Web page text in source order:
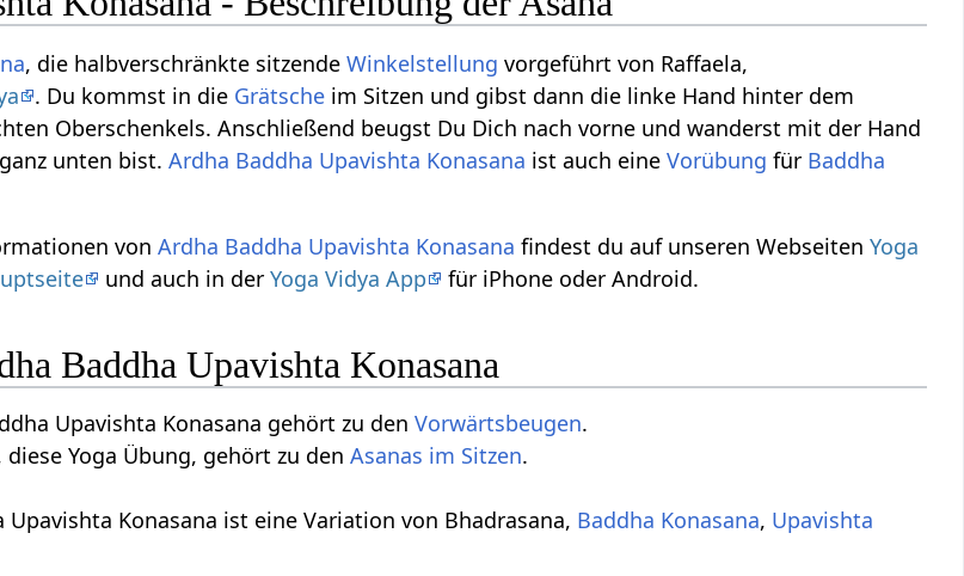
, die halbverschränkte sitzendeWinkelstellung vorgeführt von Raffaela,
. Du kommst in die Grätsche im Sitzen und gibst dann die linke Hand hinter dem
Oberschenkels. Anschließend beugst Du Dich nach vorne und wanderst mit der Hand
unten bist.Ardha Baddha Upavishta Konasana ist auch eineVorübung für Baddha
vonArdha Baddha Upavishta Konasana findest du auf unseren WebseitenYoga
und auch in derYoga Vidya App für iPhone oder Android.
Baddha Upavishta Konasana
Upavishta Konasana gehört zu denVorwärtsbeugen.
Yoga Übung, gehört zu denAsanas im Sitzen.
Konasana ist eine Variation von Bhadrasana, Baddha Konasana, Upavishta